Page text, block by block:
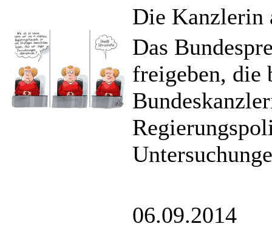
Die Kanzlerin
Das
freigeben, die
06.09.2014